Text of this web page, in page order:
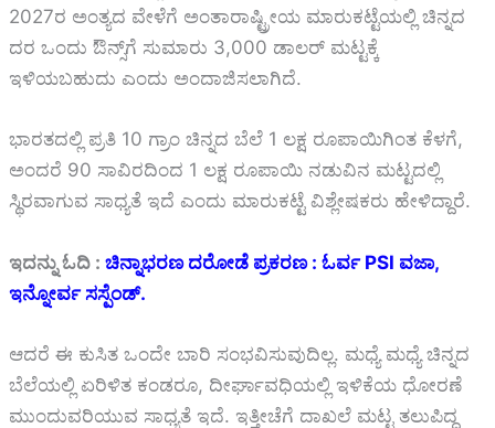
2027ರ ಅಂತ್ಯದ ವೇಳೆಗೆ ಅಂತಾರಾಷ್ಟ್ರೀಯ ಮಾರುಕಟ್ಟೆಯಲ್ಲಿ ಚಿನ್ನದ
ದರ ಒಂದು ಔನ್ಸ್‌ಗೆ ಸುಮಾರು 3,000 ಡಾಲರ್ ಮಟ್ಟಕ್ಕೆ
ಇಳಿಯಬಹುದು ಎಂದು ಅಂದಾಜಿಸಲಾಗಿದೆ.
ಭಾರತದಲ್ಲಿ ಪ್ರತಿ 10 ಗ್ರಾಂ ಚಿನ್ನದ ಬೆಲೆ 1 ಲಕ್ಷ ರೂಪಾಯಿಗಿಂತ ಕೆಳಗೆ,
ಅಂದರೆ 90 ಸಾವಿರದಿಂದ 1 ಲಕ್ಷ ರೂಪಾಯಿ ನಡುವಿನ ಮಟ್ಟದಲ್ಲಿ
ಸ್ಥಿರವಾಗುವ ಸಾಧ್ಯತೆ ಇದೆ ಎಂದು ಮಾರುಕಟ್ಟೆ ವಿಶ್ಲೇಷಕರು ಹೇಳಿದ್ದಾರೆ.
ಇದನ್ನು ಓದಿ : ಚಿನ್ನಾಭರಣ ದರೋಡೆ ಪ್ರಕರಣ : ಓರ್ವ PSI ವಜಾ,
ಇನ್ನೋರ್ವ ಸಸ್ಪೆಂಡ್.
ಆದರೆ ಈ ಕುಸಿತ ಒಂದೇ ಬಾರಿ ಸಂಭವಿಸುವುದಿಲ್ಲ. ಮಧ್ಯೆ ಮಧ್ಯೆ ಚಿನ್ನದ
ಬೆಲೆಯಲ್ಲಿ ಏರಿಳಿತ ಕಂಡರೂ, ದೀರ್ಘಾವಧಿಯಲ್ಲಿ ಇಳಿಕೆಯ ಧೋರಣೆ
ಮುಂದುವರಿಯುವ ಸಾಧ್ಯತೆ ಇದೆ. ಇತ್ತೀಚೆಗೆ ದಾಖಲೆ ಮಟ್ಟ ತಲುಪಿದ್ದ